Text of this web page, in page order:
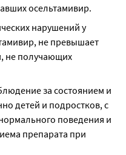
осельтамивир.
нарушений у
не превышает
не получающих
за состоянием и
детей и подростков, с
поведения и
препарата при